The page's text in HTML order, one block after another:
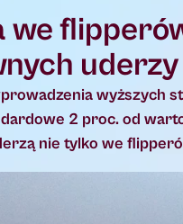
we
wyższych
2 proc. od
nie tylko we